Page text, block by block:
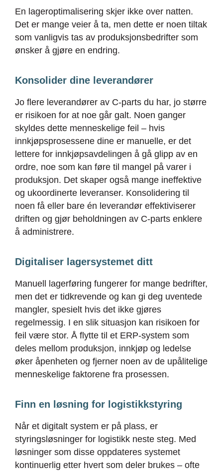
En lageroptimalisering skjer ikke over natten.
Det er mange veier å ta, men dette er noen tiltak
som vanligvis tas av produksjonsbedrifter som
ønsker å gjøre en endring.
Konsolider dine leverandører
Jo flere leverandører av C-parts du har, jo større
er risikoen for at noe går galt. Noen ganger
skyldes dette menneskelige feil – hvis
innkjøpsprosessene dine er manuelle, er det
lettere for innkjøpsavdelingen å gå glipp av en
ordre, noe som kan føre til mangel på varer i
produksjon. Det skaper også mange ineffektive
og ukoordinerte leveranser. Konsolidering til
noen få eller bare én leverandør effektiviserer
driften og gjør beholdningen av C-parts enklere
å administrere.
Digitaliser lagersystemet ditt
Manuell lagerføring fungerer for mange bedrifter,
men det er tidkrevende og kan gi deg uventede
mangler, spesielt hvis det ikke gjøres
regelmessig. I en slik situasjon kan risikoen for
feil være stor. Å flytte til et ERP-system som
deles mellom produksjon, innkjøp og ledelse
øker åpenheten og fjerner noen av de upålitelige
menneskelige faktorene fra prosessen.
Finn en løsning for logistikkstyring
Når et digitalt system er på plass, er
styringsløsninger for logistikk neste steg. Med
løsninger som disse oppdateres systemet
kontinuerlig etter hvert som deler brukes – ofte